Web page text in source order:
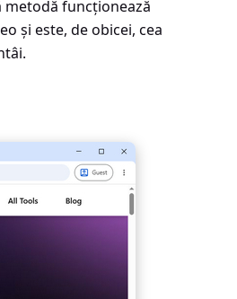
metodă funcționează
și este, de obicei, cea